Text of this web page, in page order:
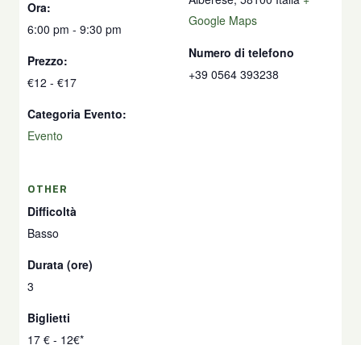
Ora:
6:00 pm - 9:30 pm
Prezzo:
€12 - €17
Categoria Evento:
Evento
Google Maps
Numero di telefono
+39 0564 393238
OTHER
Difficoltà
Basso
Durata (ore)
3
Biglietti
17 € - 12€*